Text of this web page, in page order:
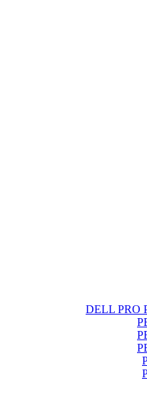
DELL PRO